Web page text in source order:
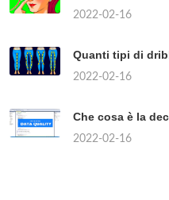
2022-02-16
Quanti tipi di
2022-02-16
Che cosa è la
2022-02-16